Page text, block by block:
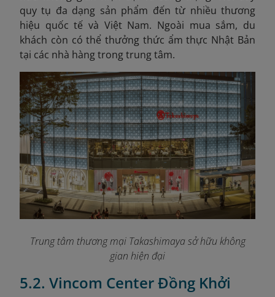
quy tụ đa dạng sản phẩm đến từ nhiều thương
hiệu quốc tế và Việt Nam. Ngoài mua sắm, du
khách còn có thể thưởng thức ẩm thực Nhật Bản
tại các nhà hàng trong trung tâm.
Trung tâm thương mại Takashimaya sở hữu không
gian hiện đại
5.2. Vincom Center Đồng Khởi